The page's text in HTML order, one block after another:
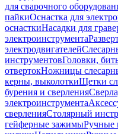
для сварочного
пайкиОснастка для
оснасткиНасадки для
электроинструмента
электродвигателей
инструментовГоловки,
отвертокНожницы
керны, выколоткиЩетки
бурения и сверления
электроинструмента
сверленияСтолярный
гейферные зажимыРучные